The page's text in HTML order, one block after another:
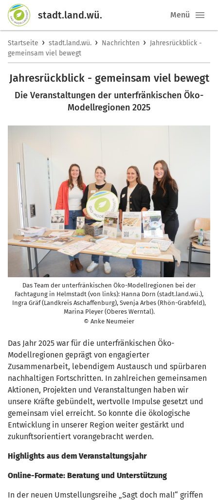
stadt.land.wü. Menü
Startseite › stadt.land.wü. › Nachrichten › Jahresrückblick -
gemeinsam viel bewegt
Jahresrückblick - gemeinsam viel bewegt
Die Veranstaltungen der unterfränkischen Öko-
Modellregionen 2025
Das Team der unterfränkischen Öko-Modellregionen bei der
Fachtagung in Helmstadt (von links): Hanna Dorn (stadt.land.wü.),
Ingra Gräf (Landkreis Aschaffenburg), Svenja Arbes (Rhön-Grabfeld),
Marina Pleyer (Oberes Werntal).
© Anke Neumeier
Das Jahr 2025 war für die unterfränkischen Öko-
Modellregionen geprägt von engagierter
Zusammenarbeit, lebendigem Austausch und spürbaren
nachhaltigen Fortschritten. In zahlreichen gemeinsamen
Aktionen, Projekten und Veranstaltungen haben wir
unsere Kräfte gebündelt, wertvolle Impulse gesetzt und
gemeinsam viel erreicht. So konnte die ökologische
Entwicklung in unserer Region weiter gestärkt und
zukunftsorientiert vorangebracht werden.
Highlights aus dem Veranstaltungsjahr
Online-Formate: Beratung und Unterstützung
In der neuen Umstellungsreihe „Sagt doch mal!“ griffen